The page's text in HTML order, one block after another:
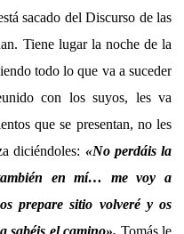
sacado del Discurso de las
Tiene lugar la noche de la
todo lo que va a suceder
con los suyos, les va
que se presentan, no les
diciéndoles: «No perdáis la
en mí… me voy a
prepare sitio volveré y os
sabéis el camino». Tomás le